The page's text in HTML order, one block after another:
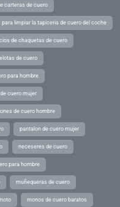
carteras de cuero
para limpiar la tapiceria de cuero del coche
de chaquetas de cuero
de cuero
para hombre
cuero mujer
de cuero hombre
pantalon de cuero mujer
neceseres de cuero
para hombre
muñequeras de cuero
monos de cuero baratos